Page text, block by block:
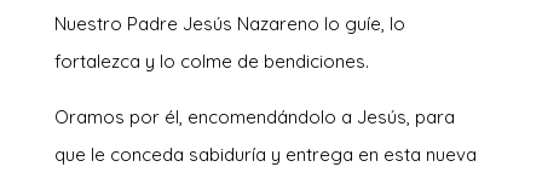
Nuestro Padre Jesús Nazareno lo guíe, lo
fortalezca y lo colme de bendiciones.
Oramos por él, encomendándolo a Jesús, para
que le conceda sabiduría y entrega en esta nueva